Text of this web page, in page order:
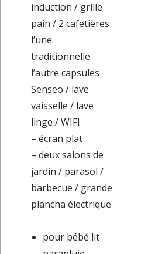
induction / grille
pain / 2 cafetières
l’une
traditionnelle
l’autre capsules
Senseo / lave
vaisselle / lave
linge / WIFI
– écran plat
– deux salons de
jardin / parasol /
barbecue / grande
plancha électrique
pour bébé lit